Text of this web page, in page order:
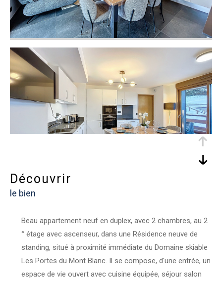
découvrir
le bien
Beau appartement neuf en duplex, avec 2 chambres, au 2
° étage avec ascenseur, dans une Résidence neuve de
standing, situé à proximité immédiate du Domaine skiable
Les Portes du Mont Blanc. Il se compose, d'une entrée, un
espace de vie ouvert avec cuisine équipée, séjour salon